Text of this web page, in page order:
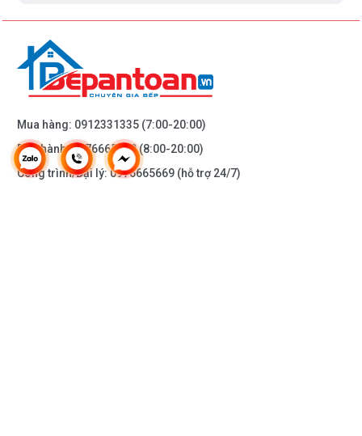
Mua hàng: 0912331335 (7:00-20:00)
Bảo hành:0976665669(8:00-20:00)
Công trình/Đại lý:0976665669 (hỗ trợ 24/7)